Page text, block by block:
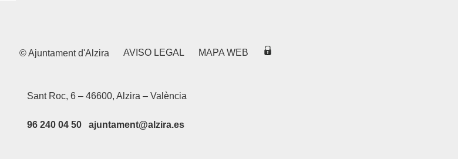
© Ajuntament d'Alzira AVISO LEGAL MAPA WEB
Sant Roc, 6 – 46600, Alzira – València
96 240 04 50 ajuntament@alzira.es